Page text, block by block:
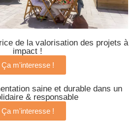
de la valorisation des projets à
impact !
Ça m'interesse !
saine et durable dans un
& responsable
Ça m'interesse !